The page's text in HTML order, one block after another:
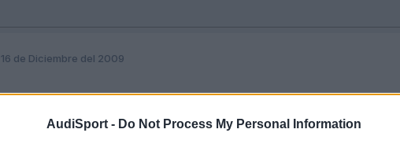
AudiSport - Do Not Process My Personal Information
16 de Diciembre del 2009